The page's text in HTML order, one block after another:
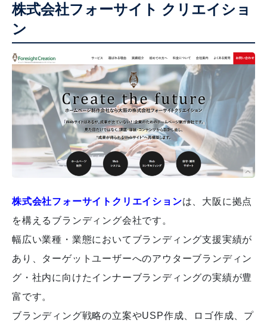
株式会社フォーサイト クリエイショ
ン
株式会社フォーサイトクリエイションは、大阪に拠点
を構えるブランディング会社です。
幅広い業種・業態においてブランディング支援実績が
あり、ターゲットユーザーへのアウターブランディン
グ・社内に向けたインナーブランディングの実績が豊
富です。
ブランディング戦略の立案やUSP作成、ロゴ作成、プ